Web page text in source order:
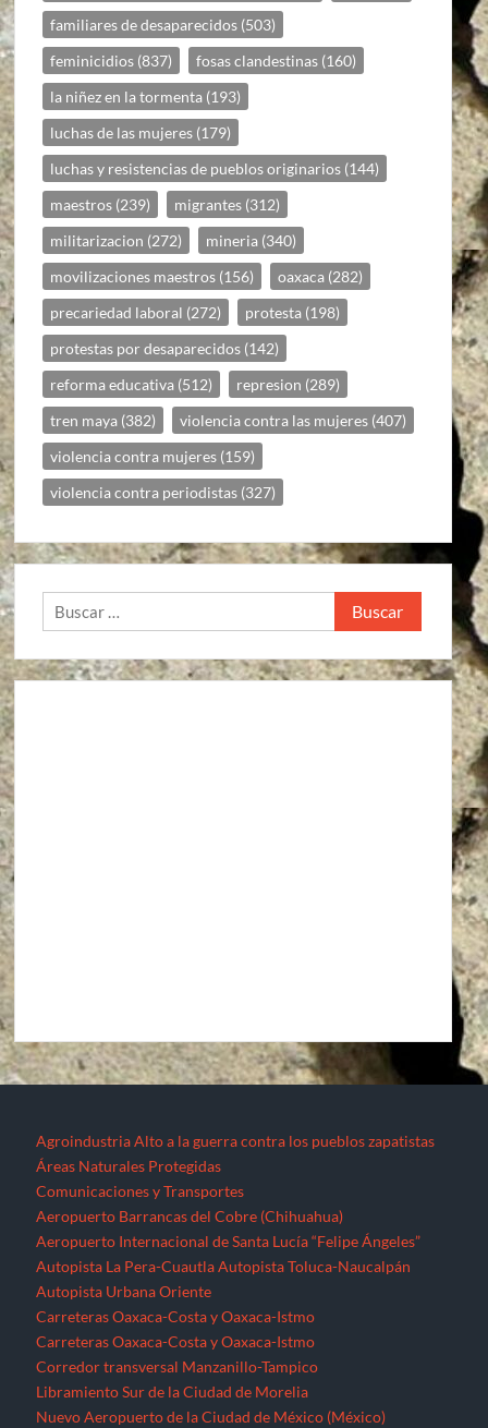
familiares de desaparecidos (503)
feminicidios (837) fosas clandestinas (160)
la niñez en la tormenta (193)
luchas de las mujeres (179)
luchas y resistencias de pueblos originarios (144)
maestros (239) migrantes (312)
militarizacion (272) mineria (340)
movilizaciones maestros (156) oaxaca (282)
precariedad laboral (272) protesta (198)
protestas por desaparecidos (142)
reforma educativa (512) represion (289)
tren maya (382) violencia contra las mujeres (407)
violencia contra mujeres (159)
violencia contra periodistas (327)
Buscar:
Carreteras Oaxaca-Costa y Oaxaca-Istmo
Carreteras Oaxaca-Costa y Oaxaca-Istmo
Corredor transversal Manzanillo-Tampico
Nuevo Aeropuerto de la Ciudad de México (México)
Proyecto Cuyutlán-Puerto (Colima)
Supercarretera Mazatlán-Durango
ContactoCorredores industrialesDesaparecidos
Espejos de la resistenciaFeminicidios
Fracturación Hidráulica (Fracking)
Hidrocarburos
Gasoducto Jaltipan – Salina Cruz
Gasoducto Salina Cruz – TapachulaGasoducto Tuxpan – Tula
Proyecto Aceites Terciarios del Golfo (Veracruz y Puebla)
Sistema de Transporte de Gas Natural Norte-Noroeste
Home JornalerosMEGAPROYECTOSMichoacánMigrantes